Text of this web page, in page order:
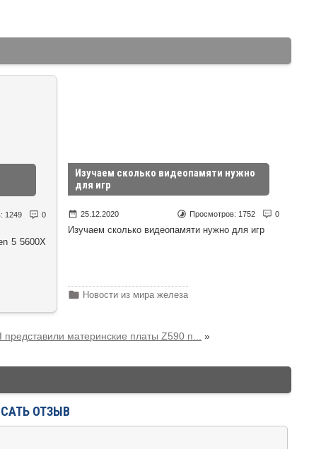
0
1249
5 5600X
Изучаем сколько видеопамяти нужно
для игр
25.12.2020 0
Просмотров: 1752
Изучаем сколько видеопамяти нужно для игр
Новости из мира железа
представили материнские платы Z590 п... »
ОТЗЫВ